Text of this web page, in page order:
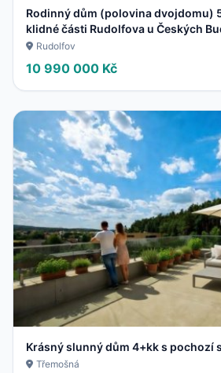
Rodinný dům (polovina dvojdomu)
klidné části Rudolfova u Českých
Rudolfov
10 990 000 Kč
Krásný slunný dům 4+kk s pochozí
Třemošná